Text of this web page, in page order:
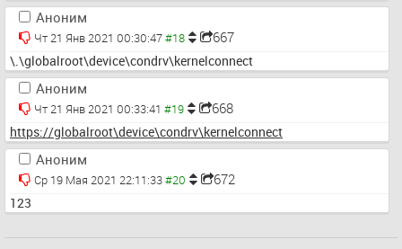
Аноним
Чт 21 Янв 2021 00:30:47 667
\.\globalroot\device\condrv\kernelconnect
Аноним
Чт 21 Янв 2021 00:33:41 668
https://globalroot\device\condrv\kernelconnect
Аноним
Ср 19 Мая 2021 22:11:33 672
123